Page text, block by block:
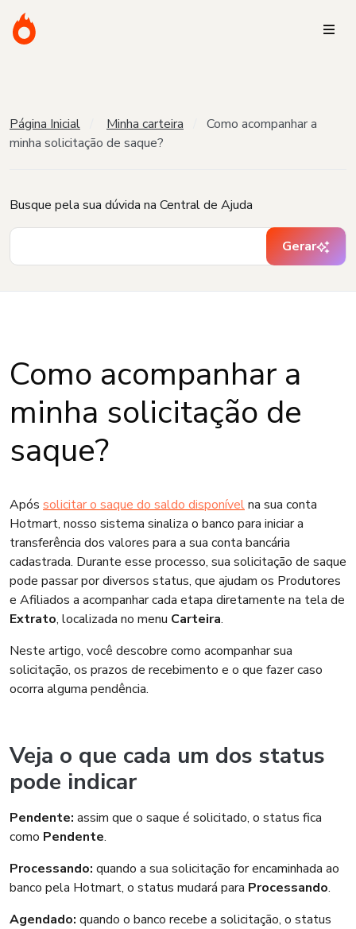
Página Inicial Minha carteira
Como acompanhar a
minha solicitação de saque?
Busque pela sua dúvida na Central de Ajuda
Gerar
Como acompanhar a
minha solicitação de
saque?
Após solicitar o saque do saldo disponívelna sua conta
Hotmart, nosso sistema sinaliza o banco para iniciar a
transferência dos valores para a sua conta bancária
cadastrada. Durante esse processo, sua solicitação de saque
pode passar por diversos status, que ajudam os Produtores
e Afiliados a acompanhar cada etapa diretamente na tela de
Extrato, localizada no menu Carteira.
Neste artigo, você descobre como acompanhar sua
solicitação, os prazos de recebimento e o que fazer caso
ocorra alguma pendência.
Veja o que cada um dos status
pode indicar
Pendente: assim que o saque é solicitado, o status fica
como Pendente.
Processando: quando a sua solicitação for encaminhada ao
banco pela Hotmart, o status mudará para Processando.
Agendado: quando o banco recebe a solicitação, o status